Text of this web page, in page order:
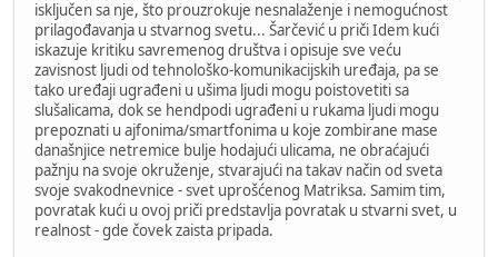
isključen sa nje, što prouzrokuje nesnalaženje i nemogućnost
prilagođavanja u stvarnog svetu... Šarčević u priči Idem kući
iskazuje kritiku savremenog društva i opisuje sve veću
zavisnost ljudi od tehnološko-komunikacijskih uređaja, pa se
tako uređaji ugrađeni u ušima ljudi mogu poistovetiti sa
slušalicama, dok se hendpodi ugrađeni u rukama ljudi mogu
prepoznati u ajfonima/smartfonima u koje zombirane mase
današnjice netremice bulje hodajući ulicama, ne obraćajući
pažnju na svoje okruženje, stvarajući na takav način od sveta
svoje svakodnevnice - svet uprošćenog Matriksa. Samim tim,
povratak kući u ovoj priči predstavlja povratak u stvarni svet, u
realnost - gde čovek zaista pripada.